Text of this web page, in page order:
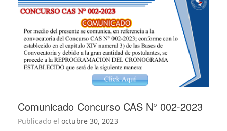
Comunicado Concurso CAS N° 002-2023
Publicado el octubre 30, 2023